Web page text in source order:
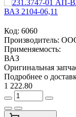
Код: 6060
Производитель:
Применяемость:
ВАЗ
Оригинальная
Подробнее о
1 222.80